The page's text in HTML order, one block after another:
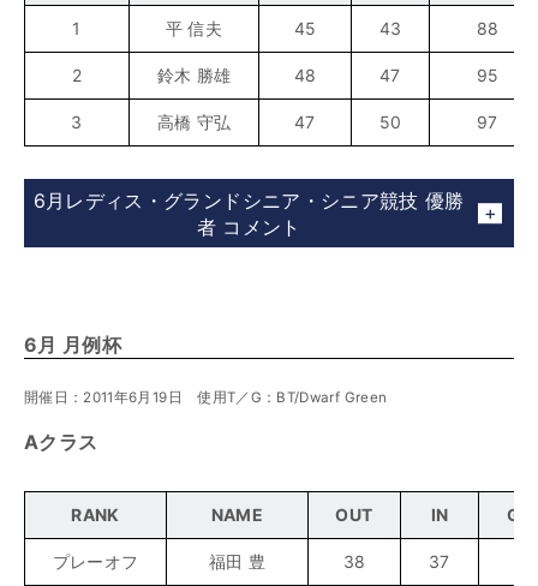
1 平 信夫 45 43 88
2 鈴木 勝雄 48 47 95
3 高橋 守弘 47 50 97
6月レディス・グランドシニア・シニア競技 優勝
者 コメント
6月 月例杯
開催日：2011年6月19日 使用T／G：BT/Dwarf Green
Aクラス
RANK NAME OUT IN
プレーオフ 福田 豊 38 37